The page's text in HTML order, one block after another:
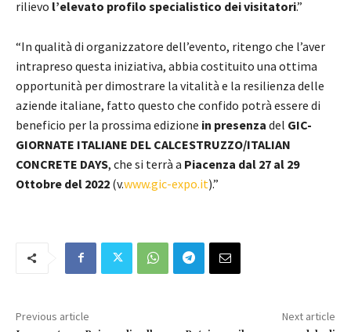
rilievo l’elevato profilo specialistico dei visitatori.”
“In qualità di organizzatore dell’evento, ritengo che l’aver
intrapreso questa iniziativa, abbia costituito una ottima
opportunità per dimostrare la vitalità e la resilienza delle
aziende italiane, fatto questo che confido potrà essere di
beneficio per la prossima edizione in presenza del GIC-
GIORNATE ITALIANE DEL CALCESTRUZZO/ITALIAN
CONCRETE DAYS, che si terrà a Piacenza dal 27 al 29
Ottobre del 2022 (v.www.gic-expo.it).”
Previous article Next article